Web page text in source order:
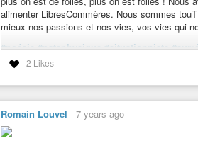
alimenter LibresCommères. Nous sommes
mieux nos passions et nos vies, vos vies qui
#poésie
#pataphysique #situationniste
#littérature #actualité
#artivisme
2 Likes
Romain Louvel - 7 years ago